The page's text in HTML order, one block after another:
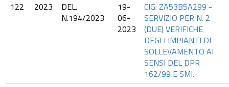
122
2023
DEL.
N.194/2023
19-
06-
2023
CIG: ZA53B5A299 -
SERVIZIO PER N. 2
(DUE) VERIFICHE
DEGLI IMPIANTI DI
SOLLEVAMENTO AI
SENSI DEL DPR
162/99 E SMI.